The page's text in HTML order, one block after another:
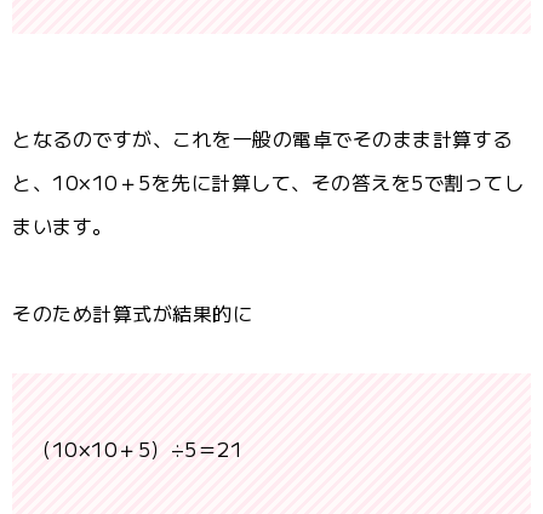
となるのですが、これを一般の電卓でそのまま計算する
と、10×10＋5を先に計算して、その答えを5で割ってし
まいます。
そのため計算式が結果的に
（10×10＋5）÷5＝21